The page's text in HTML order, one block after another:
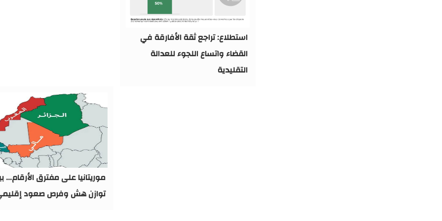
استطلاع: تراجع ثقة الأفارقة في
القضاء واتساع اللجوء للعدالة
التقليدية
موريتانيا على مفترق الأرقام…
توازن هش وفرص صعود